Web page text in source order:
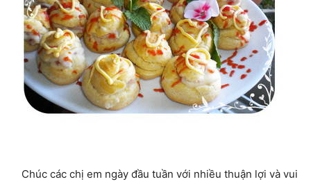
Chúc các chị em ngày đầu tuần với nhiều thuận lợi và vui